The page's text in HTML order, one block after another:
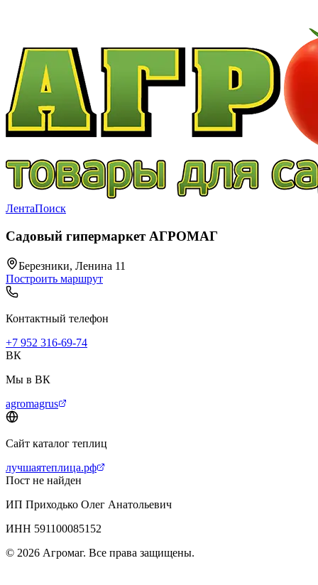
ЛентаПоиск
Садовый гипермаркет АГРОМАГ
Березники, Ленина 11
Построить маршрут
Контактный телефон
+7 952 316-69-74
ВК
Мы в ВК
agromagrus
Сайт каталог теплиц
лучшаятеплица.рф
Пост не найден
ИП Приходько Олег Анатольевич
ИНН 591100085152
© 2026 Агромаг. Все права защищены.